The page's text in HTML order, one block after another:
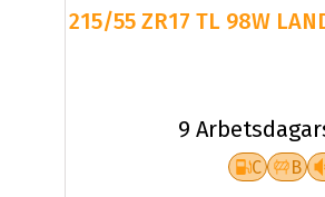
215/55 ZR17 TL 98W
9
C B